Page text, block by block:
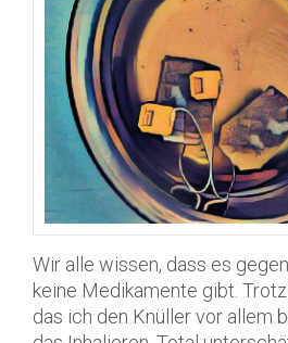
Wir alle wissen, dass es
keine Medikamente gibt.
das ich den Knüller vor allem